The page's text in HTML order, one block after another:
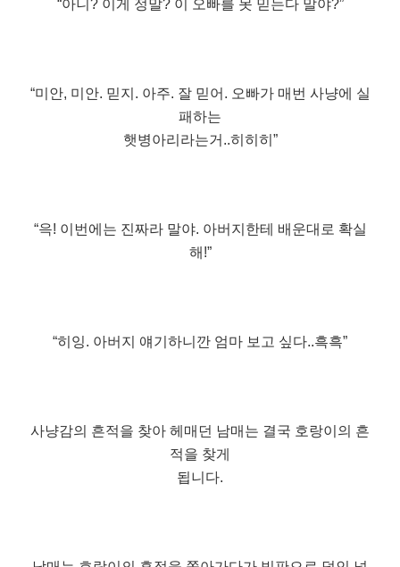
“아니? 이게 정말? 이 오빠를 못 믿는다 말야?”
“미안, 미안. 믿지. 아주. 잘 믿어. 오빠가 매번 사냥에 실
패하는
햇병아리라는거..히히히”
“윽! 이번에는 진짜라 말야. 아버지한테 배운대로 확실
해!”
“히잉. 아버지 얘기하니깐 엄마 보고 싶다..흑흑”
사냥감의 흔적을 찾아 헤매던 남매는 결국 호랑이의 흔
적을 찾게
됩니다.